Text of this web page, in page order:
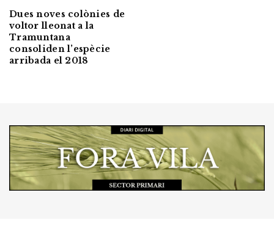
Dues noves colònies de
voltor lleonat a la
Tramuntana
consoliden l’espècie
arribada el 2018